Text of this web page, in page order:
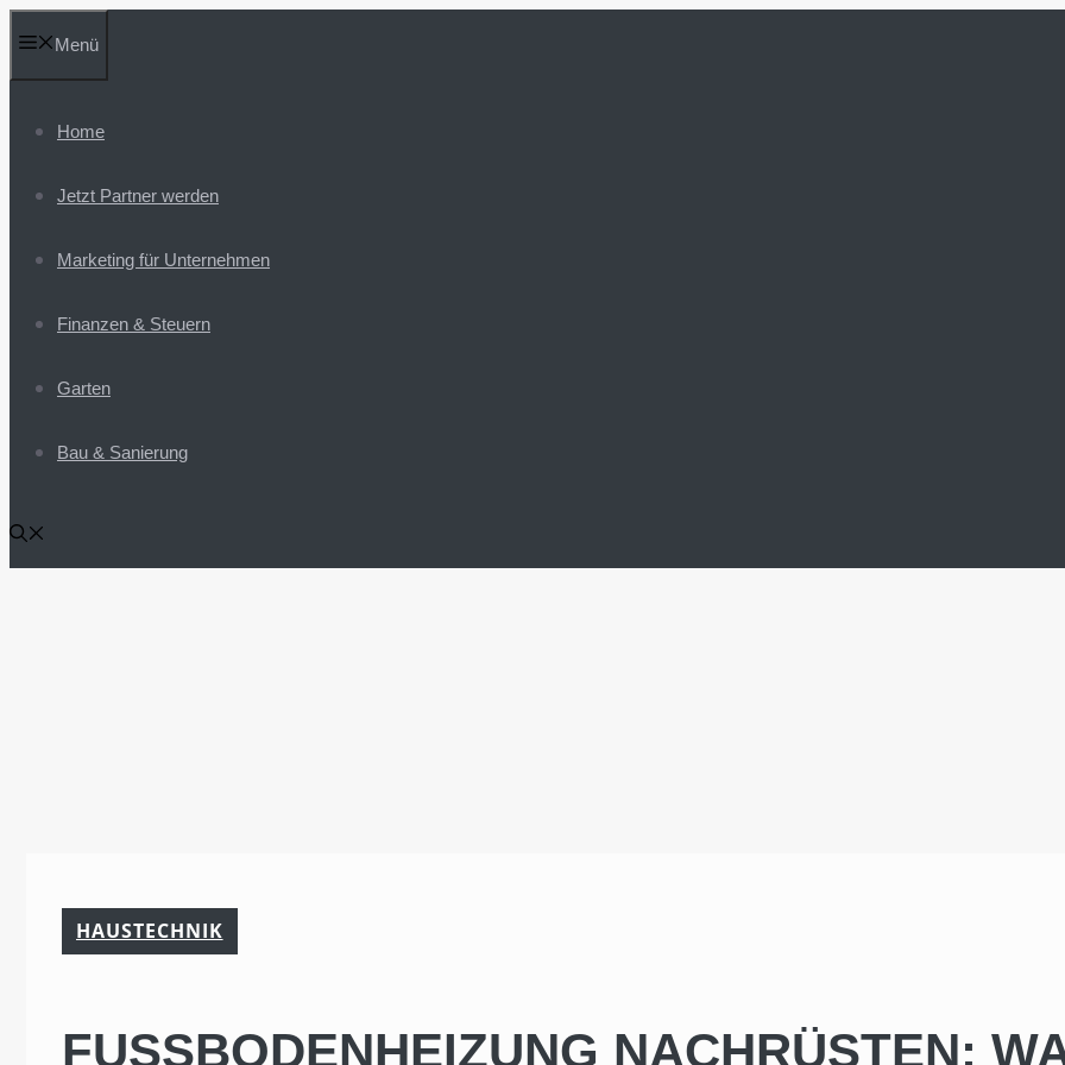
Inhalt
springen
Menü
Home
Jetzt Partner werden
Marketing für Unternehmen
Finanzen & Steuern
Garten
Bau & Sanierung
HAUSTECHNIK
FUSSBODENHEIZUNG NACHRÜSTEN: WAS